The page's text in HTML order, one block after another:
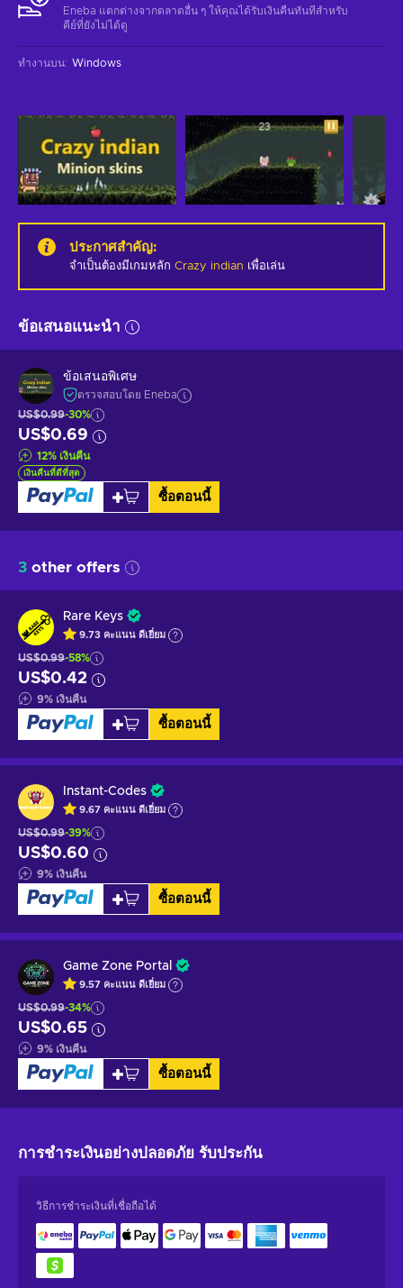
Eneba แตกต่างจากตลาดอื่น ๆ ให้คุณได้รับเงินคืนทันทีสําหรับ
คีย์ที่ยังไม่ได้ดู
ทำงานบน: Windows
ประกาศสำคัญ:
จำเป็นต้องมีเกมหลัก Crazy indian เพื่อเล่น
ข้อเสนอแนะนำ
ข้อเสนอพิเศษ
ตรวจสอบโดย Eneba
US$0.99-30%
US$0.69
12% เงินคืน
เงินคืนที่ดีที่สุด
ซื้อตอนนี้
3 other offers
Rare Keys
9.73 คะแนน ดีเยี่ยม
US$0.99-58%
US$0.42
9% เงินคืน
ซื้อตอนนี้
Instant-Codes
9.67 คะแนน ดีเยี่ยม
US$0.99-39%
US$0.60
9% เงินคืน
ซื้อตอนนี้
Game Zone Portal
9.57 คะแนน ดีเยี่ยม
US$0.99-34%
US$0.65
9% เงินคืน
ซื้อตอนนี้
การชำระเงินอย่างปลอดภัย รับประกัน
วิธีการชำระเงินที่เชื่อถือได้